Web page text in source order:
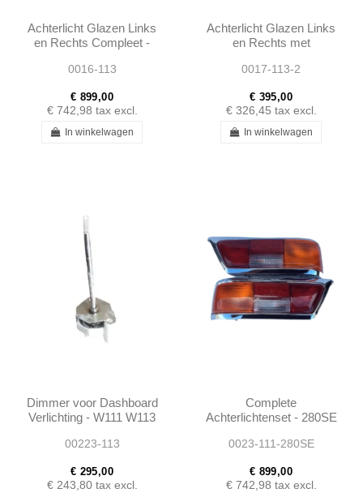
Achterlicht Glazen Links
en Rechts Compleet -
280SL - 1138260152 -...
0016-113
€ 899,00
€ 742,98 tax excl.
In winkelwagen
Achterlicht Glazen Links
en Rechts met
250SL EARLY 280SL
0017-113-2
€ 395,00
€ 326,45 tax excl.
In winkelwagen
Dimmer voor Dashboard
Verlichting - W111 W113
00223-113
€ 295,00
€ 243,80 tax excl.
Complete
Achterlichtenset - 280SE
1138260256
0023-111-280SE
€ 899,00
€ 742,98 tax excl.